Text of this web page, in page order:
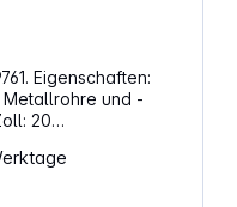
Eigenschaften:
und -